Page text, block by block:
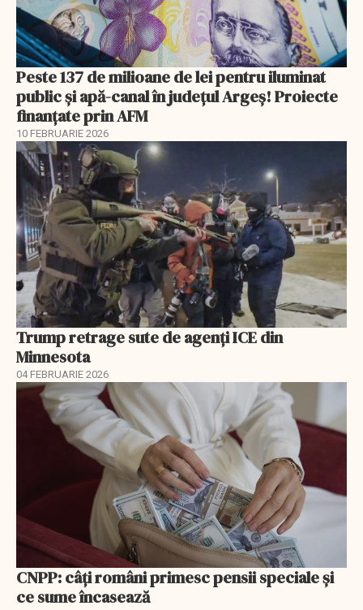
Peste 137 de milioane de lei pentru iluminat
public și apă-canal în județul Argeș! Proiecte
finanțate prin AFM
10 FEBRUARIE 2026
Trump retrage sute de agenți ICE din
Minnesota
04 FEBRUARIE 2026
CNPP: câți români primesc pensii speciale și
ce sume încasează